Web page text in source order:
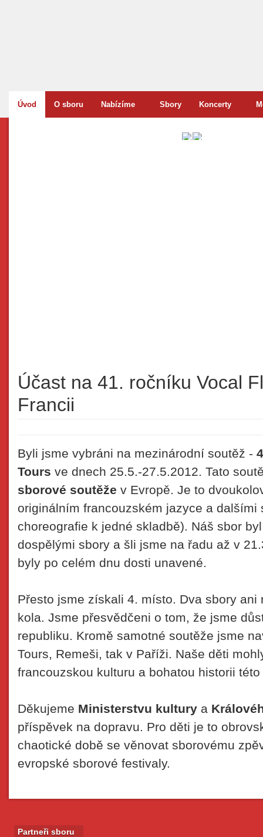
Úvod O sboru Nabízíme Sbory Koncerty
Účast na 41. ročníku Vocal
Francii
Byli jsme vybráni na mezinárodní soutěž -
Tours ve dnech 25.5.-27.5.2012. Tato
sborové soutěže v Evropě. Je to
originálním francouzském jazyce a
choreografie k jedné skladbě). Náš sbor
dospělými sbory a šli jsme na řadu až v
byly po celém dnu dosti unavené.
Přesto jsme získali 4. místo. Dva sbory ani
kola. Jsme přesvědčeni o tom, že jsme
republiku. Kromě samotné soutěže jsme
Tours, Remeši, tak v Paříži. Naše děti
francouzskou kulturu a bohatou historii
Děkujeme Ministerstvu kultury a
příspěvek na dopravu. Pro děti je to
chaotické době se věnovat sborovému
evropské sborové festivaly.
Partneři sboru